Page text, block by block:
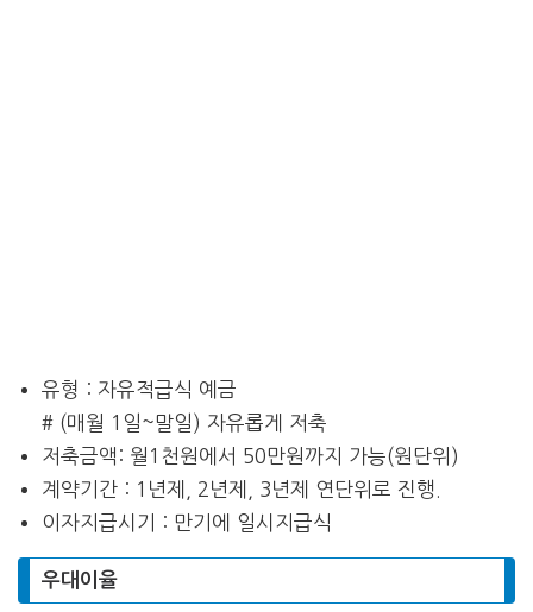
유형 : 자유적급식 예금
# (매월 1일~말일) 자유롭게 저축
저축금액: 월1천원에서 50만원까지 가능(원단위)
계약기간 : 1년제, 2년제, 3년제 연단위로 진행.
이자지급시기 : 만기에 일시지급식
우대이율